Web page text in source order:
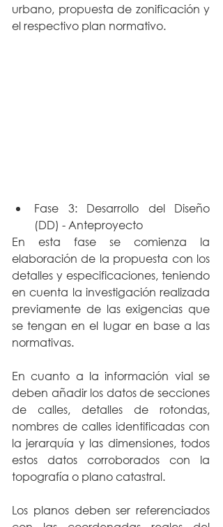
urbano, propuesta de zonificación y
el respectivo plan normativo.
Fase 3: Desarrollo del Diseño
(DD) - Anteproyecto
En esta fase se comienza la
elaboración de la propuesta con los
detalles y especificaciones, teniendo
en cuenta la investigación realizada
previamente de las exigencias que
se tengan en el lugar en base a las
normativas.
En cuanto a la información vial se
deben añadir los datos de secciones
de calles, detalles de rotondas,
nombres de calles identificadas con
la jerarquía y las dimensiones, todos
estos datos corroborados con la
topografía o plano catastral.
Los planos deben ser referenciados